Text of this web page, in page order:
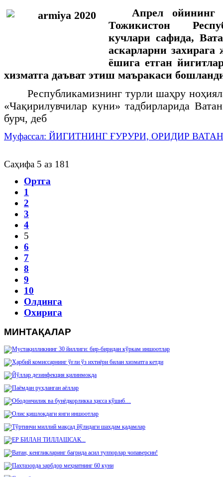
Апрел
ойининг
Тожикистон
кучлари сафида,
аскарларни захирага
ёшига етган
хизматга даъват этиш маъракаси
Республикамизнинг турли шаҳру
«Чақирилувчилар куни» тадбирларида
бурч, деб
Муфассал: ЙИГИТНИНГ ҒУРУРИ, ОРИДИР ВАТАН
Саҳифа 5 аз 181
Ортга
1
2
3
4
5
6
7
8
9
10
Олдинга
Охирига
МИНТАҚАЛАР